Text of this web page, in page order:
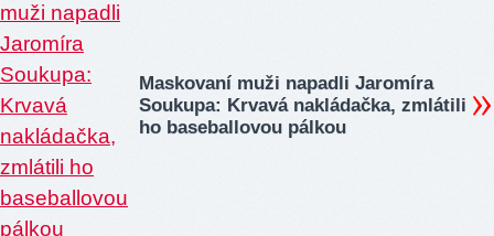
Maskovaní muži napadli Jaromíra
Soukupa: Krvavá nakládačka, zmlátili
ho baseballovou pálkou